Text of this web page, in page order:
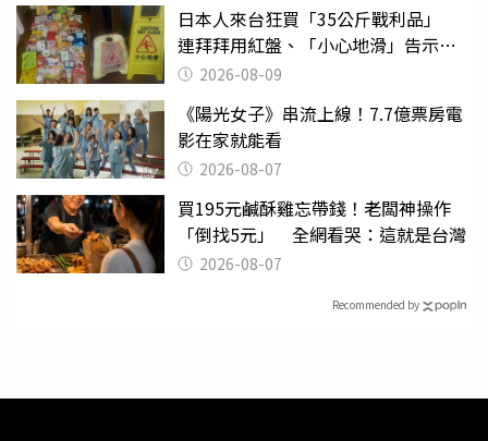
日本人來台狂買「35公斤戰利品」
連拜拜用紅盤、「小心地滑」告示牌
也帶回家
2026-08-09
《陽光女子》串流上線！7.7億票房電
影在家就能看
2026-08-07
買195元鹹酥雞忘帶錢！老闆神操作
「倒找5元」 全網看哭：這就是台灣
2026-08-07
Recommended by